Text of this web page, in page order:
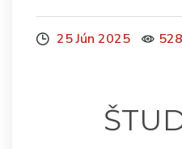
25 Jún 2025